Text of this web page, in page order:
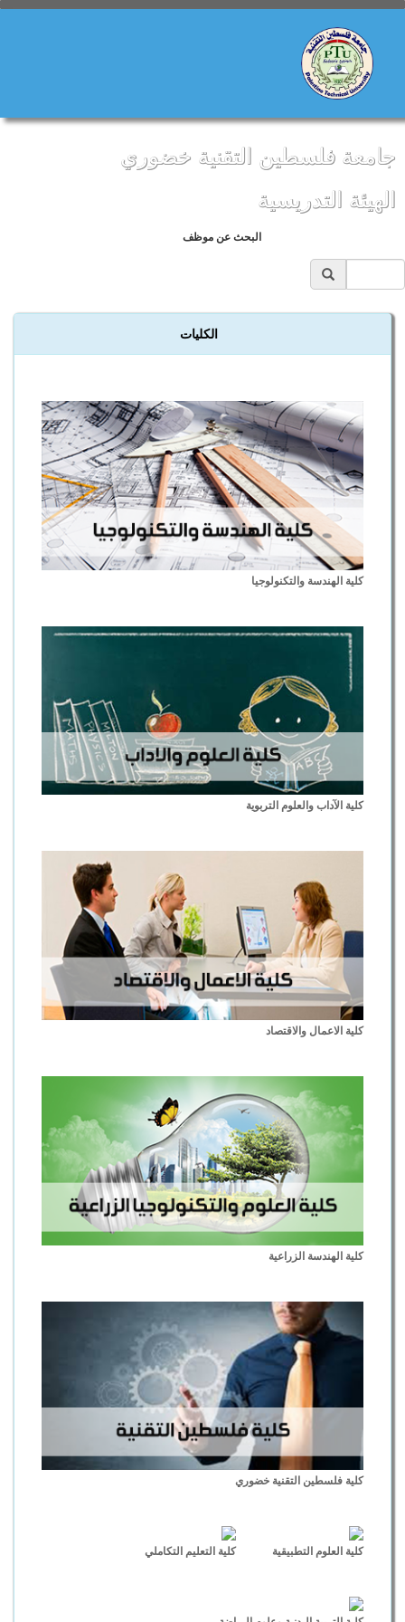
فلسطين التقنية خضوري
التدريسية
البحث عن موظف
الكليات
كلية الهندسة والتكنولوجيا
كلية الآداب والعلوم التربوية
كلية الاعمال والاقتصاد
كلية الهندسة الزراعية
كلية فلسطين التقنية خضوري
كلية العلوم التطبيقية كلية التعليم التكاملي